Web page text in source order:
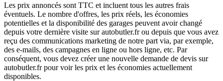
Les prix annoncés sont TTC et incluent tous les autres frais
éventuels. Le nombre d'offres, les prix réels, les économies
potentielles et la disponibilité des garages peuvent avoir changé
depuis votre dernière visite sur autobutler.fr ou depuis que vous avez
reçu des communications marketing de notre part via, par exemple,
des e-mails, des campagnes en ligne ou hors ligne, etc. Par
conséquent, vous devez créer une nouvelle demande de devis sur
autobutler.fr pour voir les prix et les économies actuellement
disponibles.